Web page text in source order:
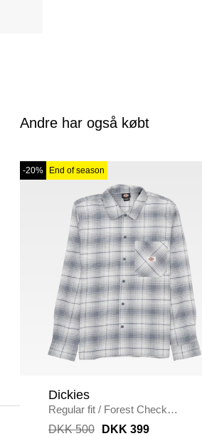
Andre har også købt
-20% End of season
Dickies
Regular fit / Forest Check
Skjorte / GRÅ
DKK 500 DKK 399